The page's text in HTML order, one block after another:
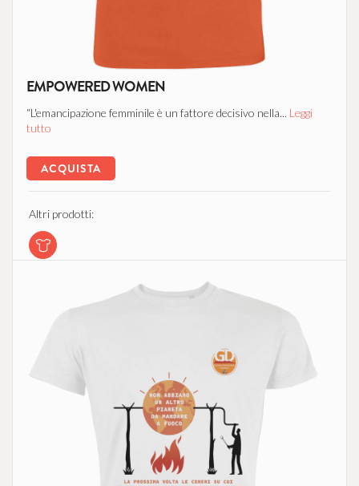
EMPOWERED WOMEN
“L'emancipazione femminile è un fattore decisivo nella... Leggi
tutto
ACQUISTA
Altri prodotti: